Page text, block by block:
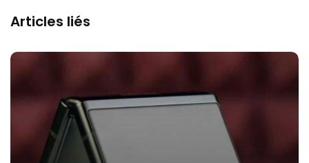
Articles liés